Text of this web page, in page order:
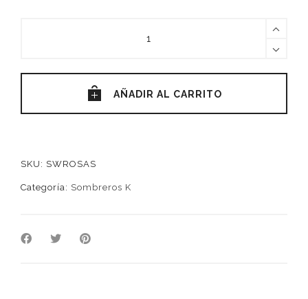
quantity
AÑADIR AL CARRITO
SKU: SWROSAS
Categoría: Sombreros K